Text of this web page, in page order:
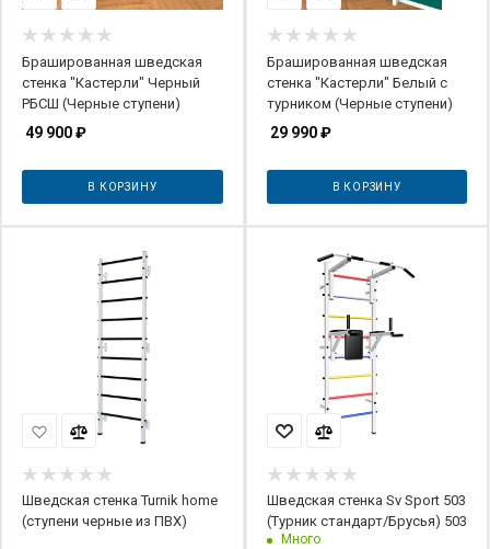
Брашированная шведская
стенка "Кастерли" Черный
РБСШ (Черные ступени)
49 900₽
В КОРЗИНУ
Брашированная шведская
стенка "Кастерли" Белый с
турником (Черные ступени)
29 990₽
В КОРЗИНУ
Шведская стенка Turnik home
(ступени черные из ПВХ)
Шведская стенка Sv Sport 503
(Турник стандарт/Брусья) 503
Много